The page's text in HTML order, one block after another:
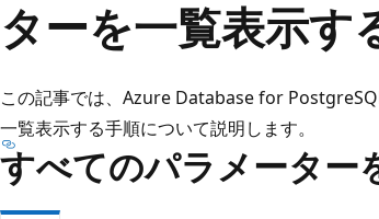
ターを一覧表示す
この記事では、Azure Database for
一覧表示する手順について説明します。
すべてのパラメーター